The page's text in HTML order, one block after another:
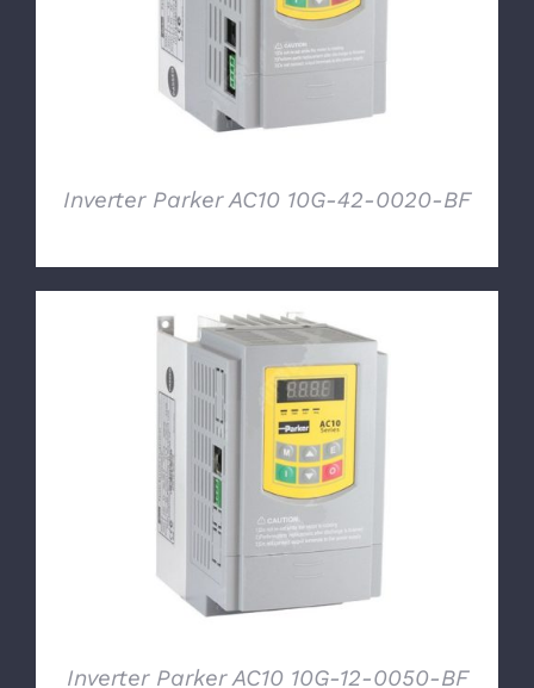
Inverter Parker AC10 10G-42-0020-BF
DETTAGLI
Inverter Parker AC10 10G-12-0050-BF